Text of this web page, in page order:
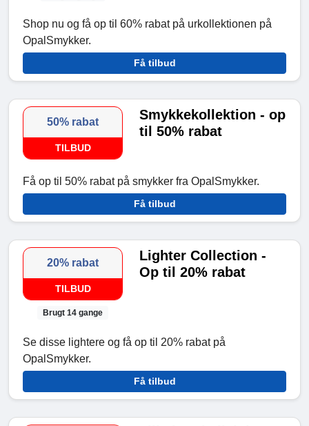
Shop nu og få op til 60% rabat på urkollektionen på
OpalSmykker.
Få tilbud
50% rabat
TILBUD
Smykkekollektion - op
til 50% rabat
Få op til 50% rabat på smykker fra OpalSmykker.
Få tilbud
20% rabat
TILBUD
Brugt 14 gange
Lighter Collection -
Op til 20% rabat
Se disse lightere og få op til 20% rabat på
OpalSmykker.
Få tilbud